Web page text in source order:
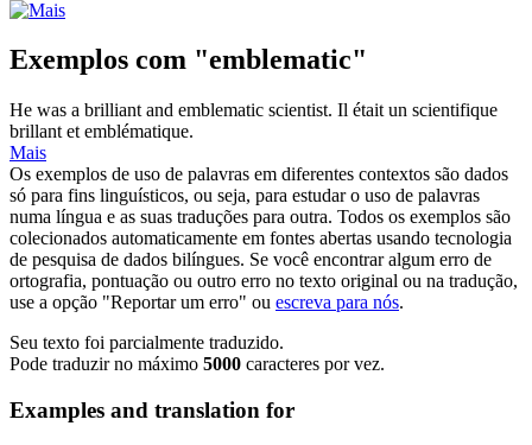
Exemplos com "emblematic"
He was a brilliant and emblematic scientist. Il était un scientifique
brillant et emblématique.
Mais
Os exemplos de uso de palavras em diferentes contextos são dados
só para fins linguísticos, ou seja, para estudar o uso de palavras
numa língua e as suas traduções para outra. Todos os exemplos são
colecionados automaticamente em fontes abertas usando tecnologia
de pesquisa de dados bilíngues. Se você encontrar algum erro de
ortografia, pontuação ou outro erro no texto original ou na tradução,
use a opção "Reportar um erro" ou escreva para nós.
Seu texto foi parcialmente traduzido.
Pode traduzir no máximo 5000 caracteres por vez.
Examples and translation for